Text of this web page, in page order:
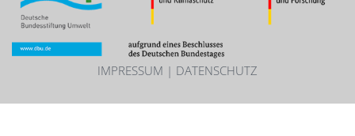
IMPRESSUM | DATENSCHUTZ